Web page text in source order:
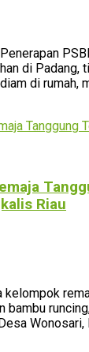
di Padang,
di rumah,
Riau
kelompok
bambu
Wonosari,